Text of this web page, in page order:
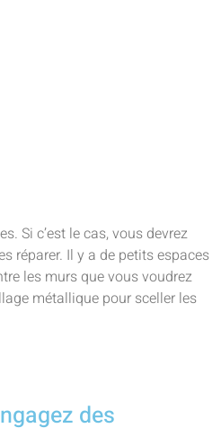
Si c’est le cas, vous devrez
réparer. Il y a de petits espaces
les murs que vous voudrez
métallique pour sceller les
des